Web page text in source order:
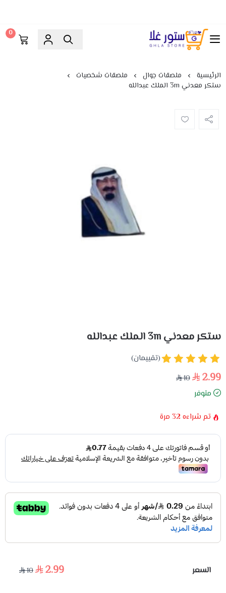
ستور غلا
0
الرئيسية ملصقات جوال
ملصقات شخصيات
ستكر معدني 3m الملك عبدالله
ستكر معدني 3m الملك عبدالله
(تقييمان)
2.99
10
متوفر
تم شراءه 32 مرة
السعر 2.99
10